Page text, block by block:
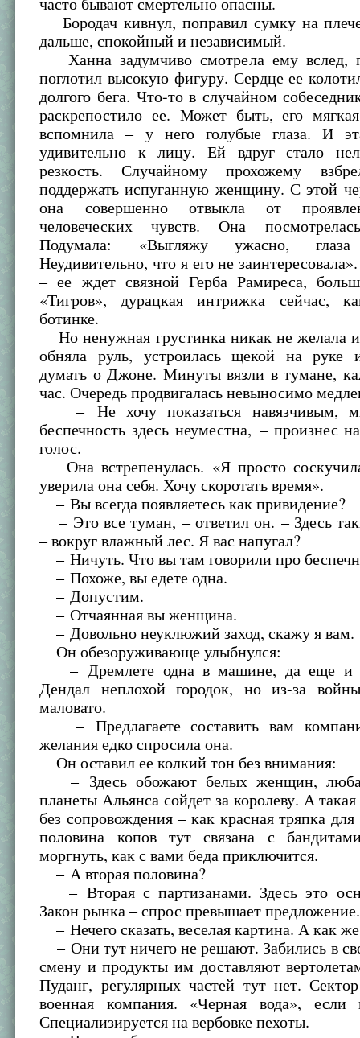
Бородач кивнул, поправил сумку на
дальше, спокойный и независимый.
Ханна задумчиво смотрела ему вслед,
поглотил высокую фигуру. Сердце ее
долгого бега. Что-то в случайном
раскрепостило ее. Может быть, его
вспомнила – у него голубые глаза. И
удивительно к лицу. Ей вдруг стало
резкость. Случайному прохожему
поддержать испуганную женщину. С этой
она совершенно отвыкла от
человеческих чувств. Она
Подумала: «Выгляжу ужасно, глаза
Неудивительно, что я его не
– ее ждет связной Герба Рамиреса,
«Тигров», дурацкая интрижка сейчас,
ботинке.
Но ненужная грустинка никак не желала
обняла руль, устроилась щекой на руке
думать о Джоне. Минуты вязли в тумане,
час. Очередь продвигалась невыносимо
– Не хочу показаться навязчивым,
беспечность здесь неуместна, – произнес
голос.
Она встрепенулась. «Я просто
уверила она себя. Хочу скоротать время».
– Вы всегда появляетесь как привидение?
– Это все туман, – ответил он. – Здесь
– вокруг влажный лес. Я вас напугал?
– Ничуть. Что вы там говорили про
– Похоже, вы едете одна.
– Допустим.
– Отчаянная вы женщина.
– Довольно неуклюжий заход, скажу я вам.
Он обезоруживающе улыбнулся:
– Дремлете одна в машине, да еще и
Дендал неплохой городок, но из-за
маловато.
– Предлагаете составить вам
желания едко спросила она.
Он оставил ее колкий тон без внимания:
– Здесь обожают белых женщин,
планеты Альянса сойдет за королеву. А
без сопровождения – как красная тряпка
половина копов тут связана с
моргнуть, как с вами беда приключится.
– А вторая половина?
– Вторая с партизанами. Здесь это
Закон рынка – спрос превышает предложение.
– Нечего сказать, веселая картина. А как
– Они тут ничего не решают. Забились в
смену и продукты им доставляют
Пуданг, регулярных частей тут нет.
военная компания. «Черная вода»,
Специализируется на вербовке пехоты.